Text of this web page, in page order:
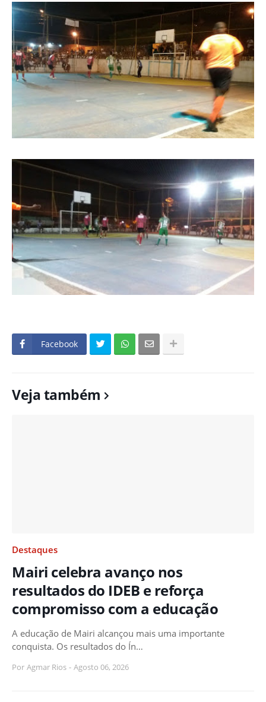
Facebook
Veja também
Destaques
Mairi celebra avanço nos
resultados do IDEB e reforça
compromisso com a educação
A educação de Mairi alcançou mais uma importante
conquista. Os resultados do Ín…
Por Agmar Rios - Agosto 06, 2026